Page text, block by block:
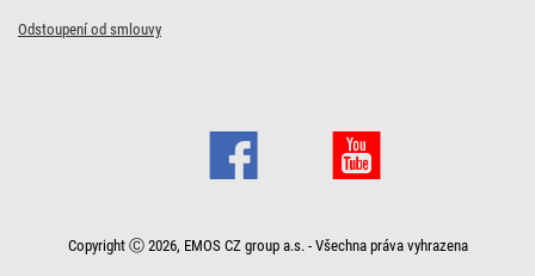
Odstoupení od smlouvy
Copyright Ⓒ 2026, EMOS CZ group a.s. - Všechna práva vyhrazena